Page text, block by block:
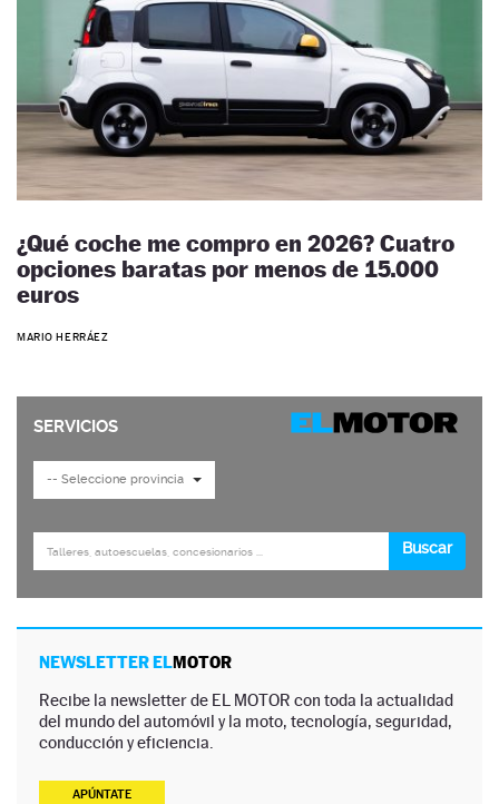
¿Qué coche me compro en 2026? Cuatro
opciones baratas por menos de 15.000
euros
MARIO HERRÁEZ
NEWSLETTER ELMOTOR
Recibe la newsletter de EL MOTOR con toda la actualidad
del mundo del automóvil y la moto, tecnología, seguridad,
conducción y eficiencia.
APÚNTATE